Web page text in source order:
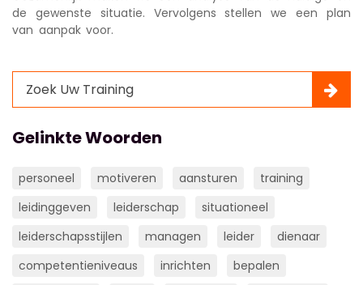
de gewenste situatie. Vervolgens stellen we een plan
van aanpak voor.
Gelinkte Woorden
personeel motiveren aansturen
training
leidinggeven
leiderschap
situationeel
leiderschapsstijlen
managen leider
dienaar
competentieniveaus
inrichten
bepalen